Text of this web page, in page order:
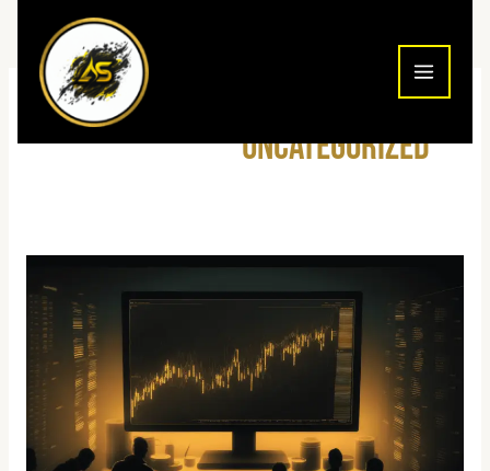
Uncategorized
השוואה
מקיפה
ומדריך